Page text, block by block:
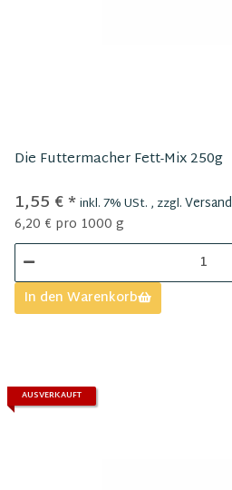
Die Futtermacher Fett-Mix 250g
1,55 €*inkl. 7% USt. , zzgl.Versand
6,20 € pro 1000 g
In den Warenkorb
AUSVERKAUFT